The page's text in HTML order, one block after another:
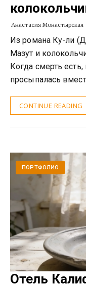
Анастасия Монастырская
Из романа Ку-ли
Мазут и
Когда смерть
просыпалась
CONTINUE READING
ПОРТФОЛИО
Отель